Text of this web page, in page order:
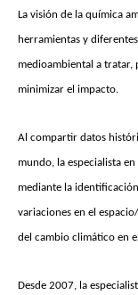
La visión de la química
herramientas y
medioambiental a tratar,
minimizar el impacto.
Al compartir datos
mundo, la especialista
mediante la
variaciones en el
del cambio climático en
Desde 2007, la